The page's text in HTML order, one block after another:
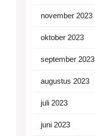
november 2023
oktober 2023
september 2023
augustus 2023
juli 2023
juni 2023